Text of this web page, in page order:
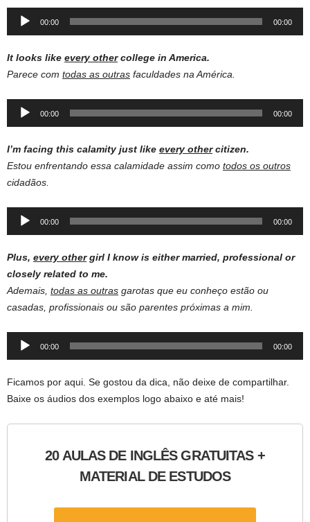
Audio
00:00 00:00
It looks like every othercollege in America.
Parece com todas as outras faculdades na América.
Audio
00:00 00:00
I’m facing this calamity just like every othercitizen.
Estou enfrentando essa calamidade assim como todos os outros
cidadãos.
Audio
00:00 00:00
Plus, every othergirl I know is either married, professional or
closely related to me.
Ademais, todas as outras garotas que eu conheço estão ou
casadas, profissionais ou são parentes próximas a mim.
Audio
00:00 00:00
Ficamos por aqui. Se gostou da dica, não deixe de compartilhar.
Baixe os áudios dos exemplos logo abaixo e até mais!
20 AULAS DE INGLÊS GRATUITAS +
MATERIAL DE ESTUDOS